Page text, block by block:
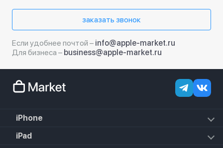
заказать звонок
Если удобнее почтой – info@apple-market.ru
Для бизнеса – business@apple-market.ru
iPhone
iPhone 17e
iPad